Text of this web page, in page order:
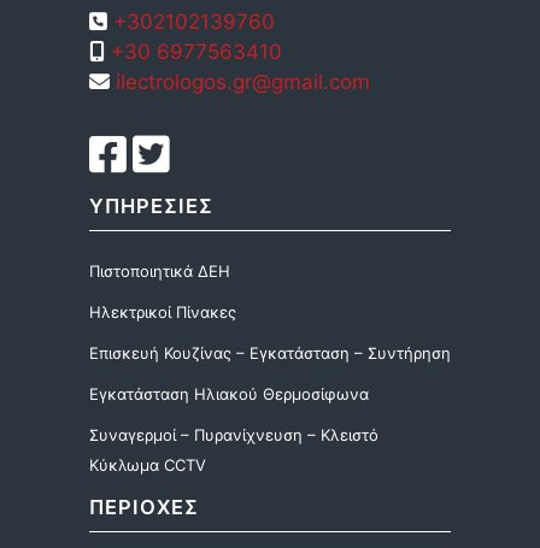
+302102139760
+30 6977563410
ilectrologos.gr@gmail.com
ΥΠΗΡΕΣΙΕΣ
Πιστοποιητικά ΔΕΗ
Ηλεκτρικοί Πίνακες
Επισκευή Κουζίνας – Εγκατάσταση – Συντήρηση
Εγκατάσταση Ηλιακού Θερμοσίφωνα
Συναγερμοί – Πυρανίχνευση – Κλειστό
Κύκλωμα CCTV
ΠΕΡΙΟΧΕΣ